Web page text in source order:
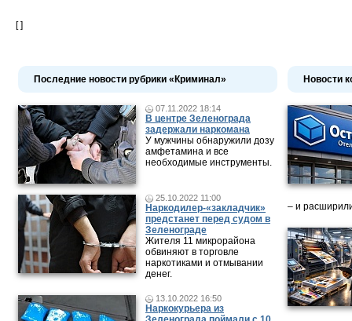
[ ]
Последние новости рубрики «Криминал»
07.11.2022 18:14
В центре Зеленограда
задержали наркомана
У мужчины обнаружили дозу
амфетамина и все
необходимые инструменты.
25.10.2022 11:00
Наркодилер-«закладчик»
предстанет перед судом в
Зеленограде
Жителя 11 микрорайона
обвиняют в торговле
наркотиками и отмывании
денег.
13.10.2022 16:50
Наркокурьера из
Новости
– и